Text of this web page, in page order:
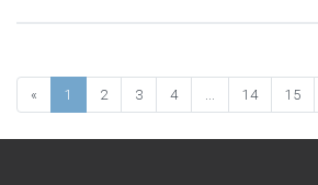
« 1 2 3 4 ... 14 15